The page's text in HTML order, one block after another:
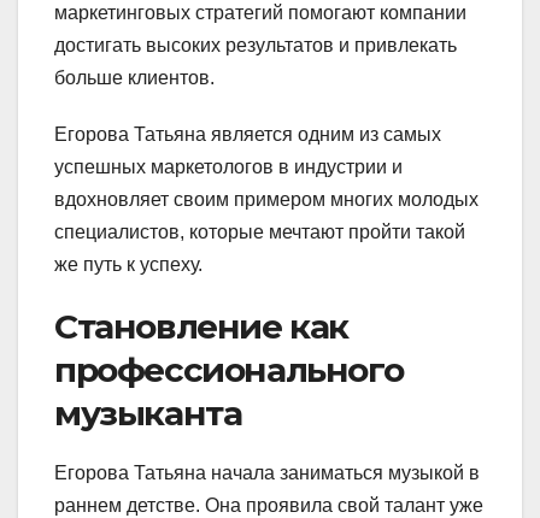
маркетинговых стратегий помогают компании
достигать высоких результатов и привлекать
больше клиентов.
Егорова Татьяна является одним из самых
успешных маркетологов в индустрии и
вдохновляет своим примером многих молодых
специалистов, которые мечтают пройти такой
же путь к успеху.
Становление как
профессионального
музыканта
Егорова Татьяна начала заниматься музыкой в
раннем детстве. Она проявила свой талант уже